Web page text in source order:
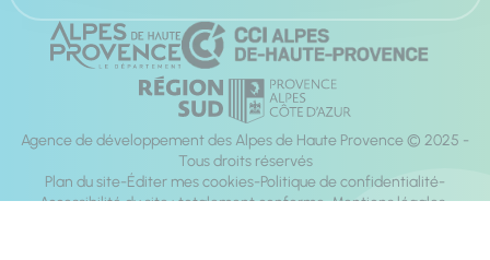
Agence de développement des Alpes de Haute Provence © 2025 -
Tous droits réservés
Plan du site Éditer mes cookies Politique de confidentialité
Accessibilité du site : totalement conforme Mentions légales